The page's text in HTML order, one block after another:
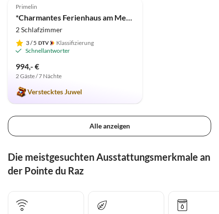
Primelin
*Charmantes Ferienhaus am Meer "Maison Dodo", Hunde willkommen*
2 Schlafzimmer
3/ 5
Klassifizierung
Schnellantworter
994,- €
2 Gäste / 7 Nächte
Verstecktes Juwel
Alle anzeigen
Die meistgesuchten Ausstattungsmerkmale an
der Pointe du Raz